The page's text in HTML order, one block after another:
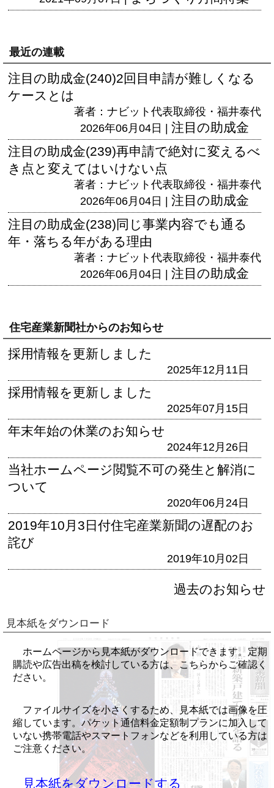
最近の連載
注目の助成金(240)2回目申請が難しくなる
ケースとは
著者：ナビット代表取締役・福井泰代
2026年06月04日 | 注目の助成金
注目の助成金(239)再申請で絶対に変えるべ
き点と変えてはいけない点
著者：ナビット代表取締役・福井泰代
2026年06月04日 | 注目の助成金
注目の助成金(238)同じ事業内容でも通る
年・落ちる年がある理由
著者：ナビット代表取締役・福井泰代
2026年06月04日 | 注目の助成金
住宅産業新聞社からのお知らせ
採用情報を更新しました
2025年12月11日
採用情報を更新しました
2025年07月15日
年末年始の休業のお知らせ
2024年12月26日
当社ホームページ閲覧不可の発生と解消に
ついて
2020年06月24日
2019年10月3日付住宅産業新聞の遅配のお
詫び
2019年10月02日
過去のお知らせ
見本紙をダウンロード
ホームページから見本紙がダウンロードできます。定期
購読や広告出稿を検討している方は、こちらからご確認く
ださい。
ファイルサイズを小さくするため、見本紙では画像を圧
縮しています。パケット通信料金定額制プランに加入して
いない携帯電話やスマートフォンなどを利用している方は
ご注意ください。
見本紙をダウンロードする